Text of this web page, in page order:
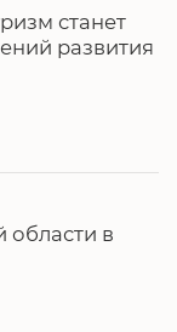
станет
развития
области в